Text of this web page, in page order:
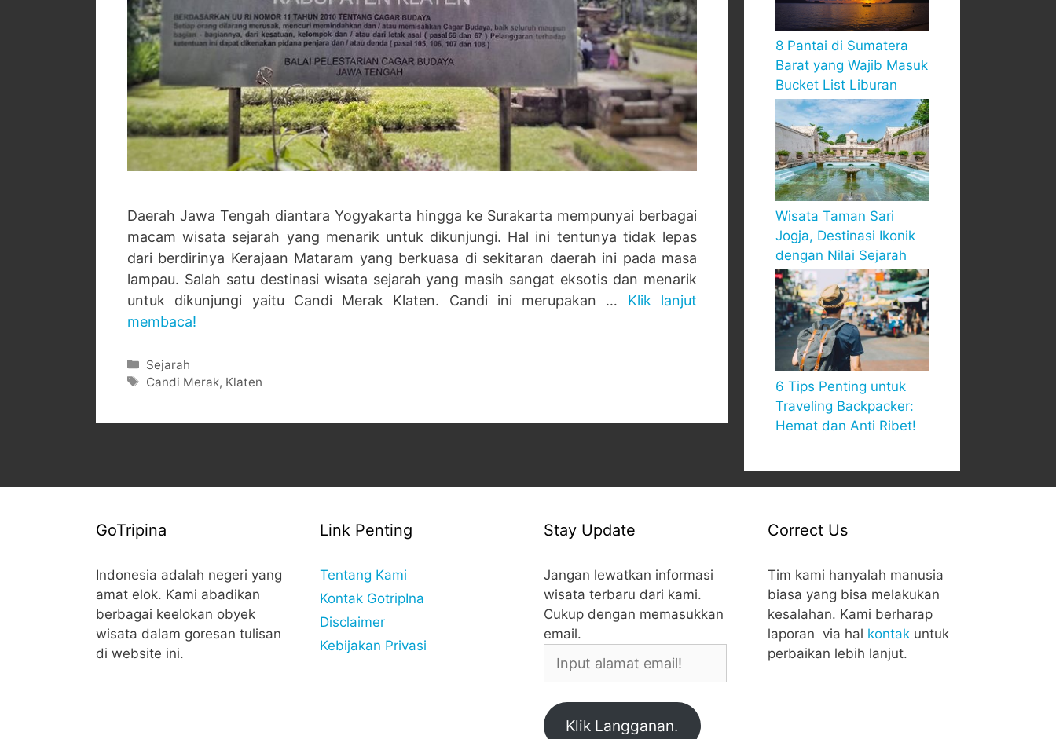
Daerah Jawa Tengah diantara Yogyakarta hingga ke Surakarta mempunyai berbagai
macam wisata sejarah yang menarik untuk dikunjungi. Hal ini tentunya tidak lepas
dari berdirinya Kerajaan Mataram yang berkuasa di sekitaran daerah ini pada masa
lampau. Salah satu destinasi wisata sejarah yang masih sangat eksotis dan menarik
untuk dikunjungi yaitu Candi Merak Klaten. Candi ini merupakan … Klik lanjut
membaca!
Categories
Sejarah
Tags
Candi Merak, Klaten
8 Pantai di Sumatera
Barat yang Wajib Masuk
Bucket List Liburan
Wisata Taman Sari
Jogja, Destinasi Ikonik
dengan Nilai Sejarah
6 Tips Penting untuk
Traveling Backpacker:
Hemat dan Anti Ribet!
GoTripina
Indonesia adalah negeri yang
amat elok. Kami abadikan
berbagai keelokan obyek
wisata dalam goresan tulisan
di website ini.
Link Penting
Tentang Kami
Kontak GotripIna
Disclaimer
Kebijakan Privasi
Stay Update
Jangan lewatkan informasi
wisata terbaru dari kami.
Cukup dengan memasukkan
email.
alamat
Klik Langganan.
Correct Us
Tim kami hanyalah manusia
biasa yang bisa melakukan
kesalahan. Kami berharap
laporan via hal kontak untuk
perbaikan lebih lanjut.